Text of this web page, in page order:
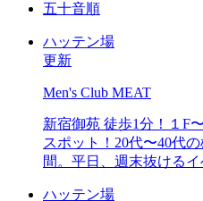
五十音順
ハッテン場
更新
Men's Club MEAT
新宿御苑 徒歩1分！１F
スポット！20代〜40代
間。平日、週末抜けるイ
ハッテン場